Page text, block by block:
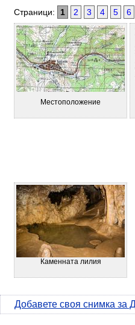
Страници:
1 2 3 4 5 6
Местоположение
Каменната лилия
Добавете своя снимка за